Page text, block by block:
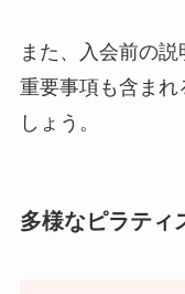
また、入会前の
重要事項も含まれ
しょう。
多様なピラティ